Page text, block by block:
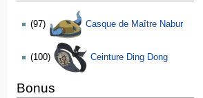
(97) Casque de Maître Nabur
(100) Ceinture Ding Dong
Bonus